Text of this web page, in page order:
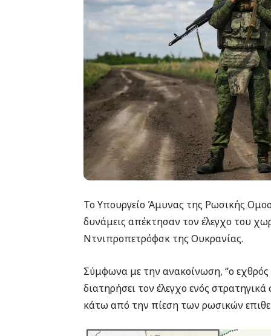
Το Υπουργείο Άμυνας της Ρωσικής
δυνάμεις απέκτησαν τον έλεγχο του
Ντνιπροπετρόφσκ της Ουκρανίας.
Σύμφωνα με την ανακοίνωση, “ο
διατηρήσει τον έλεγχο ενός
κάτω από την πίεση των ρωσικών